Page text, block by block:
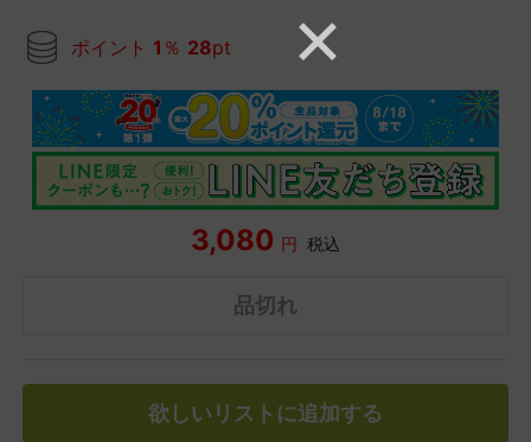
ポイント 1 ％ 28pt
3,080 円 税込
品切れ
欲しいリストに追加する